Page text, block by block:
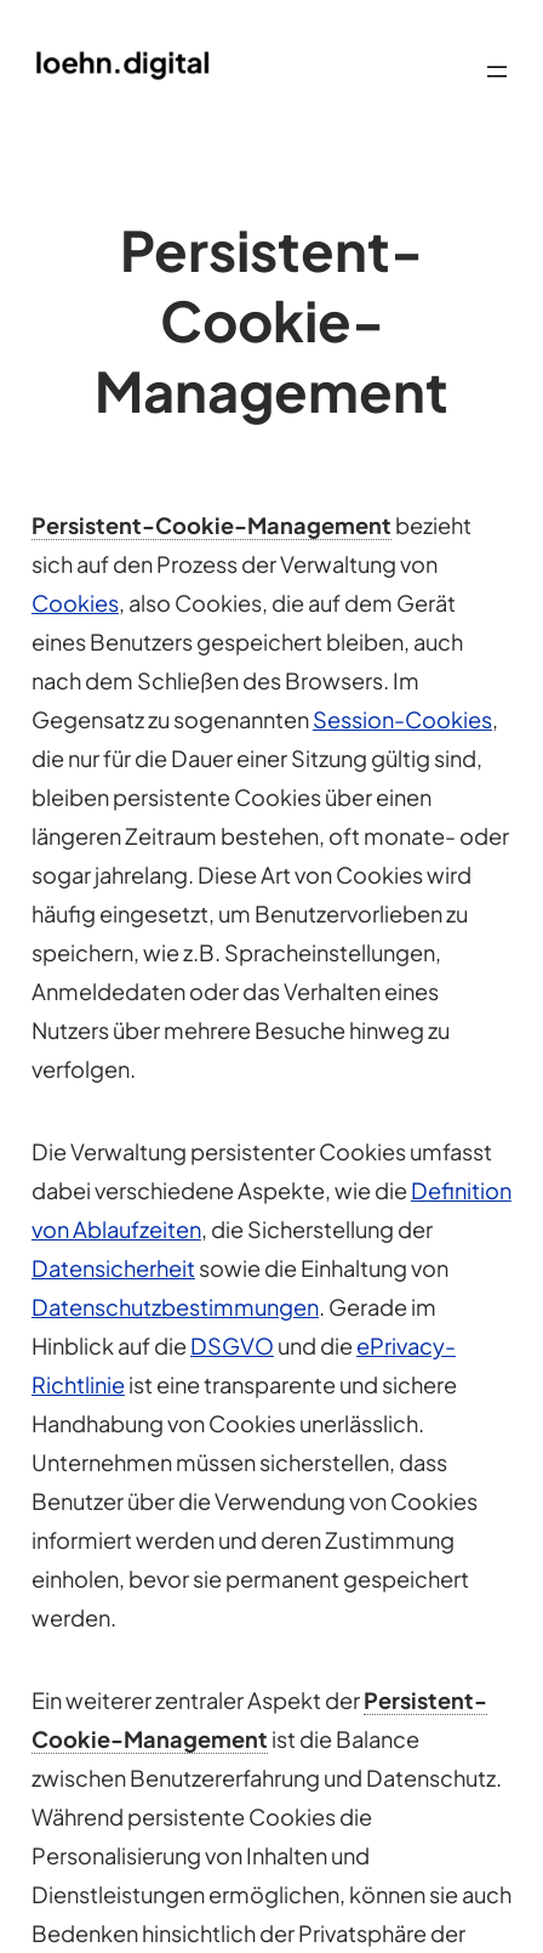
Persistent-
Cookie-
Management
Persistent-Cookie-Management bezieht
sich auf den Prozess der Verwaltung von
Cookies, also Cookies, die auf dem Gerät
eines Benutzers gespeichert bleiben, auch
nach dem Schließen des Browsers. Im
Gegensatz zu sogenanntenSession-Cookies,
die nur für die Dauer einer Sitzung gültig sind,
bleiben persistente Cookies über einen
längeren Zeitraum bestehen, oft monate- oder
sogar jahrelang. Diese Art von Cookies wird
häufig eingesetzt, um Benutzervorlieben zu
speichern, wie z.B. Spracheinstellungen,
Anmeldedaten oder das Verhalten eines
Nutzers über mehrere Besuche hinweg zu
verfolgen.
Die Verwaltung persistenter Cookies umfasst
dabei verschiedene Aspekte, wie dieDefinition
von Ablaufzeiten, die Sicherstellung der
Datensicherheit sowie die Einhaltung von
Datenschutzbestimmungen. Gerade im
Hinblick auf dieDSGVO und dieePrivacy-
Richtlinieist eine transparente und sichere
Handhabung von Cookies unerlässlich.
Unternehmen müssen sicherstellen, dass
Benutzer über die Verwendung von Cookies
informiert werden und deren Zustimmung
einholen, bevor sie permanent gespeichert
werden.
Ein weiterer zentraler Aspekt derPersistent-
Cookie-Management ist die Balance
zwischen Benutzererfahrung und Datenschutz.
Während persistente Cookies die
Personalisierung von Inhalten und
Dienstleistungen ermöglichen, können sie auch
Bedenken hinsichtlich der Privatsphäre der